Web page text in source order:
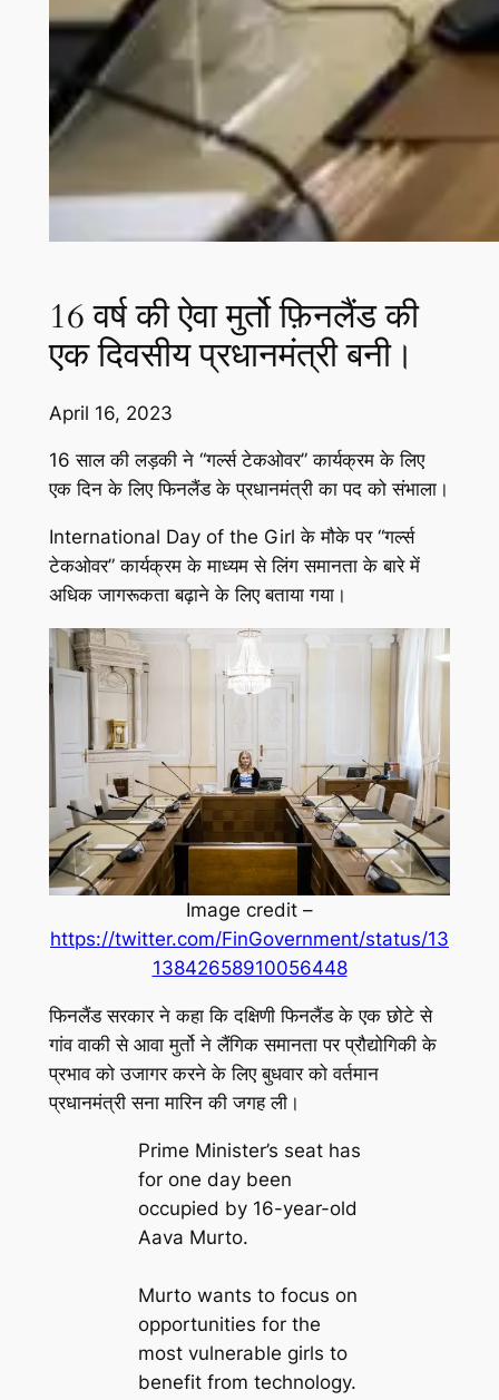
16 वर्ष की ऐवा मुर्तो फ़िनलैंड की
एक दिवसीय प्रधानमंत्री बनी।
April 16, 2023
16 साल की लड़की ने “गर्ल्स टेकओवर” कार्यक्रम के लिए
एक दिन के लिए फिनलैंड के प्रधानमंत्री का पद को संभाला।
International Day of the Girl के मौके पर “गर्ल्स
टेकओवर” कार्यक्रम के माध्यम से लिंग समानता के बारे में
अधिक जागरूकता बढ़ाने के लिए बताया गया।
Image credit –
https://twitter.com/FinGovernment/status/13
13842658910056448
फिनलैंड सरकार ने कहा कि दक्षिणी फिनलैंड के एक छोटे से
गांव वाकी से आवा मुर्तो ने लैंगिक समानता पर प्रौद्योगिकी के
प्रभाव को उजागर करने के लिए बुधवार को वर्तमान
प्रधानमंत्री सना मारिन की जगह ली।
Prime Minister’s seat has
for one day been
occupied by 16-year-old
Aava Murto.
Murto wants to focus on
opportunities for the
most vulnerable girls to
benefit from technology.